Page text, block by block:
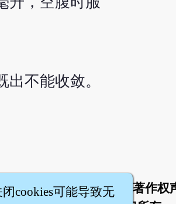
不能收敛。
务条款 隐私权条款
著作权
cookies可能导致无